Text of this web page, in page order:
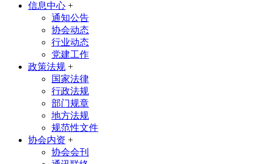
信息中心 +
通知公告
协会动态
行业动态
党建工作
政策法规 +
国家法律
行政法规
部门规章
地方法规
规范性文件
协会内资 +
协会会刊